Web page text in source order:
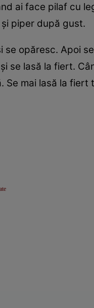
ai face pilaf cu
piper după gust.
opăresc. Apoi
se lasă la fiert.
mai lasă la fiert